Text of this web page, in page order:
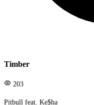
Timber
203
Pitbull feat. Ke$ha